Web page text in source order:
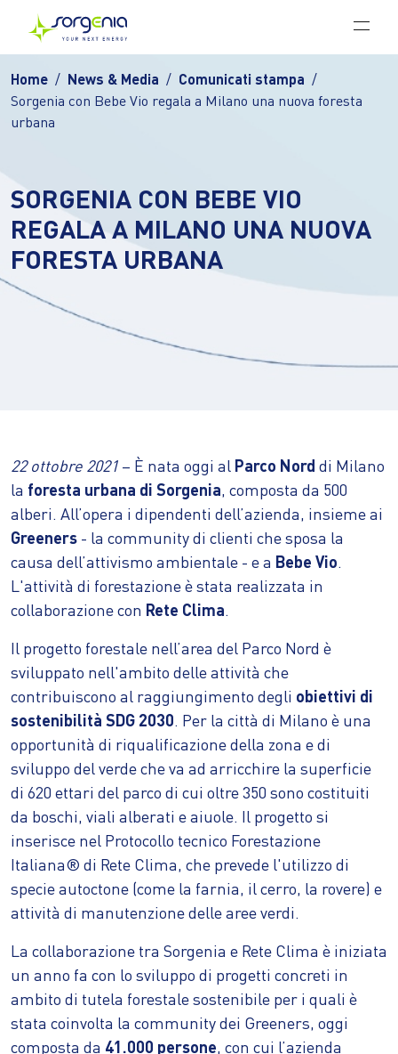
Vai al contenuto principale
Home News & Media
Comunicati stampa
Sorgenia con Bebe Vio regala a Milano una nuova foresta
urbana
SORGENIA CON BEBE VIO
REGALA A MILANO UNA NUOVA
FORESTA URBANA
22 ottobre 2021 – È nata oggi al Parco Nord di Milano
la foresta urbana di Sorgenia, composta da 500
alberi. All’opera i dipendenti dell’azienda, insieme ai
Greeners - la community di clienti che sposa la
causa dell’attivismo ambientale - e a Bebe Vio.
L'attività di forestazione è stata realizzata in
collaborazione con Rete Clima.
Il progetto forestale nell’area del Parco Nord è
sviluppato nell'ambito delle attività che
contribuiscono al raggiungimento degli obiettivi di
sostenibilità SDG 2030. Per la città di Milano è una
opportunità di riqualificazione della zona e di
sviluppo del verde che va ad arricchire la superficie
di 620 ettari del parco di cui oltre 350 sono costituiti
da boschi, viali alberati e aiuole. Il progetto si
inserisce nel Protocollo tecnico Forestazione
Italiana® di Rete Clima, che prevede l'utilizzo di
specie autoctone (come la farnia, il cerro, la rovere) e
attività di manutenzione delle aree verdi.
La collaborazione tra Sorgenia e Rete Clima è iniziata
un anno fa con lo sviluppo di progetti concreti in
ambito di tutela forestale sostenibile per i quali è
stata coinvolta la community dei Greeners, oggi
composta da 41.000 persone, con cui l’azienda